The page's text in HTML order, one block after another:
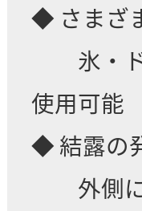
◆ さまざ
氷・ド
使用可能
◆ 結露の
外側に